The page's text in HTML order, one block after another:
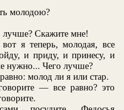
молодою?
Скажите мне!
я теперь, молодая, все
и приду, и принесу, и
нужно... Чего лучше?
молод ли я или стар.
— все равно? это